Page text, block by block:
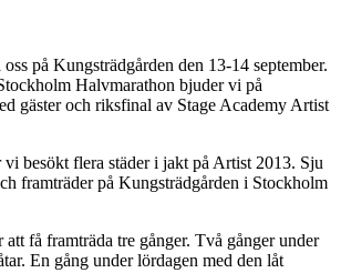
på Kungsträdgården den 13-14 september.
Halvmarathon bjuder vi på
gäster och riksfinal av Stage Academy Artist
vi besökt flera städer i jakt på Artist 2013. Sju
framträder på Kungsträdgården i Stockholm
få framträda tre gånger. Två gånger under
En gång under lördagen med den låt